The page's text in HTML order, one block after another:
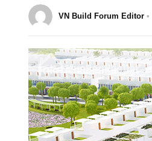
VN Build Forum Editor